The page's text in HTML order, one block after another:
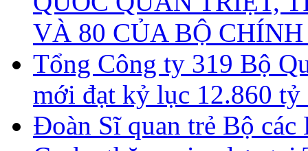
VÀ 80 CỦA BỘ
Tổng Công ty 319 Bộ
mới đạt kỷ lục 12.860 tỷ
Đoàn Sĩ quan trẻ Bộ